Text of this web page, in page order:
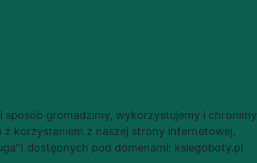
sposób gromadzimy, wykorzystujemy i chronimy
z korzystaniem z naszej strony internetowej,
dostępnych pod domenami: ksiegoboty.pl